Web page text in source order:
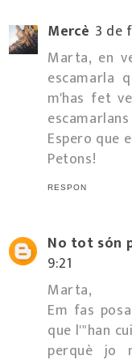
Mercè 3 de
Marta, en
escamarla
m'has fet
Espero que
Petons!
RESPON
No tot són
9:21
Marta,
Em fas
que l'"han
perquè jo